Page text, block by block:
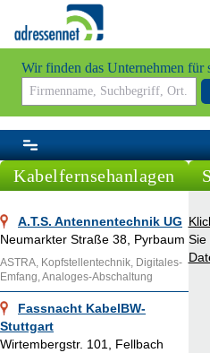
Wir finden das Unternehmen für
Kabelfernsehanlagen
A.T.S. Antennentechnik UG
Neumarkter Straße 38, Pyrbaum
ASTRA, Kopfstellentechnik, Digitales-
Emfang, Analoges-Abschaltung
Fassnacht KabelBW-
Stuttgart
Wirtembergstr. 101, Fellbach
Sie